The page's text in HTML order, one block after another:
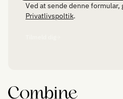
Ved at sende denne formular,
Privatlivspoltik.